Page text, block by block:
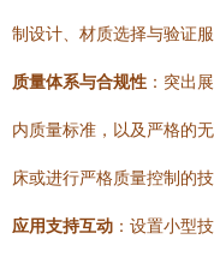
制设计、材质选择与验证服
质量体系与合规性 ：突出
内质量标准，以及严格的
床或进行严格质量控制的
应用支持互动 ：设置小型